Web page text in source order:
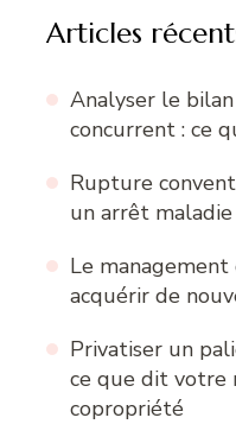
Articles
Analyser le
concurrent : ce
Rupture
un arrêt
Le
acquérir de
Privatiser un
ce que dit votre
copropriété